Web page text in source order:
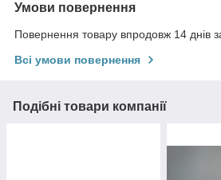
Умови повернення
Повернення товару впродовж 14 днів
Всі умови повернення
Подібні товари компанії